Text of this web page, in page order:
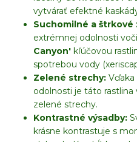
vytvárať efektné
Suchomilné a štrkové
extrémnej odolnosti
Canyon' kľúčovou
spotrebou vody
Zelené strechy:
odolnosti je táto
zelené strechy.
Kontrastné výsadby:
krásne kontrastuje s